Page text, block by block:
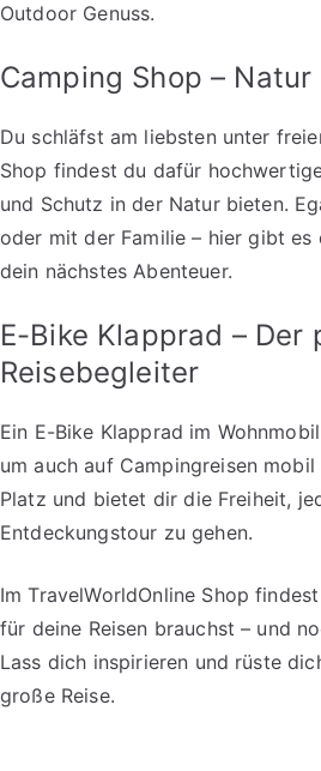
Outdoor Genuss.
Camping Shop – Natur
Du schläfst am liebsten unter
Shop findest du dafür
und Schutz in der Natur bieten.
oder mit der Familie – hier gibt es
dein nächstes Abenteuer.
E-Bike Klapprad – Der
Reisebegleiter
Ein E-Bike Klapprad im
um auch auf Campingreisen
Platz und bietet dir die Freiheit,
Entdeckungstour zu gehen.
Im TravelWorldOnline Shop
für deine Reisen brauchst – und
Lass dich inspirieren und rüste
große Reise.